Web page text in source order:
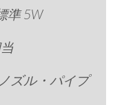
準 5W
ズル・パイプ